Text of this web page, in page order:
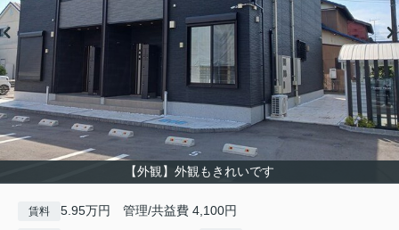
【外観】外観もきれいです
賃料 5.95万円 管理/共益費 4,100円